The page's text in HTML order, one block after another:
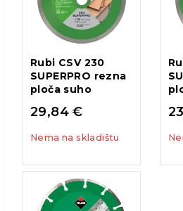
Rubi CSV 230
SUPERPRO rezna
ploča suho
29,84€
Nema na skladištu